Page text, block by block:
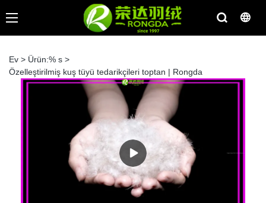
Ev > Ürün:% s >
Özelleştirilmiş kuş tüyü tedarikçileri toptan | Rongda